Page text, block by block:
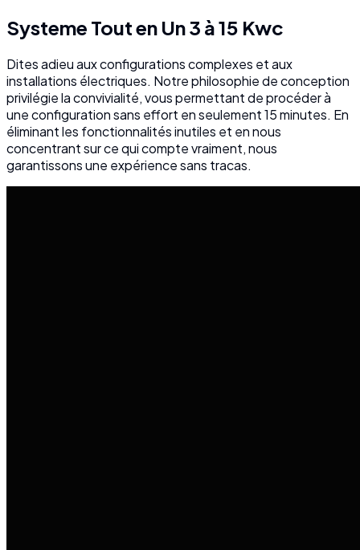
Systeme Tout en Un 3 à 15 Kwc
Dites adieu aux configurations complexes et aux
installations électriques. Notre philosophie de conception
privilégie la convivialité, vous permettant de procéder à
une configuration sans effort en seulement 15 minutes. En
éliminant les fonctionnalités inutiles et en nous
concentrant sur ce qui compte vraiment, nous
garantissons une expérience sans tracas.